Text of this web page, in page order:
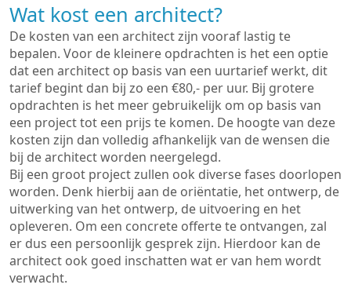
Wat kost een architect?
De kosten van een architect zijn vooraf lastig te
bepalen. Voor de kleinere opdrachten is het een optie
dat een architect op basis van een uurtarief werkt, dit
tarief begint dan bij zo een €80,- per uur. Bij grotere
opdrachten is het meer gebruikelijk om op basis van
een project tot een prijs te komen. De hoogte van deze
kosten zijn dan volledig afhankelijk van de wensen die
bij de architect worden neergelegd.
Bij een groot project zullen ook diverse fases doorlopen
worden. Denk hierbij aan de oriëntatie, het ontwerp, de
uitwerking van het ontwerp, de uitvoering en het
opleveren. Om een concrete offerte te ontvangen, zal
er dus een persoonlijk gesprek zijn. Hierdoor kan de
architect ook goed inschatten wat er van hem wordt
verwacht.